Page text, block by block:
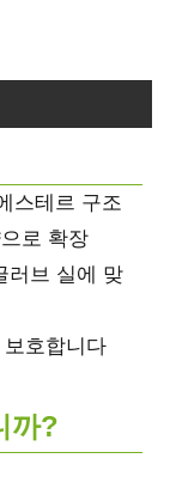
스테르 구조
로 확장
러브 실에 맞
호합니다
까?